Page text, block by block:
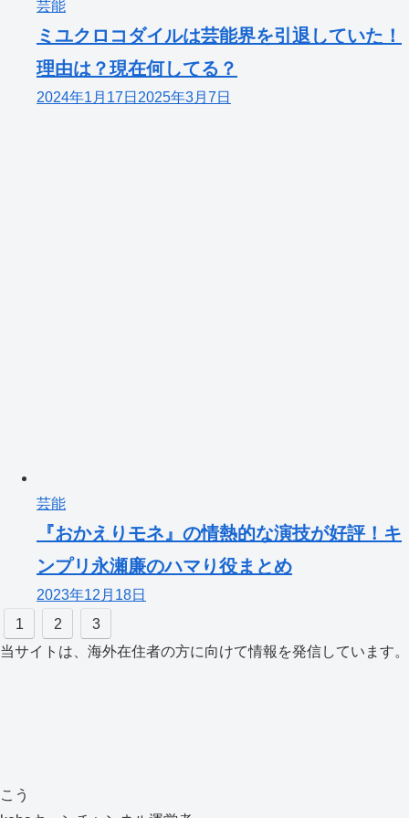
芸能
ミユクロコダイルは芸能界を引退していた！
理由は？現在何してる？
2024年1月17日 2025年3月7日
芸能
『おかえりモネ』の情熱的な演技が好評！キ
ンプリ永瀬廉のハマり役まとめ
2023年12月18日
1
2
3
当サイトは、海外在住者の方に向けて情報を発信しています。
こう